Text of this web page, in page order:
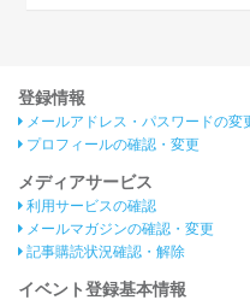
登録情報
メールアドレス・パスワードの変
プロフィールの確認・変更
メディアサービス
利用サービスの確認
メールマガジンの確認・変更
記事購読状況確認・解除
イベント登録基本情報